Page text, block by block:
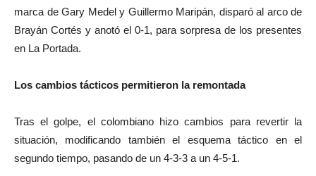
marca de Gary Medel y Guillermo Maripán, disparó al arco de
Brayán Cortés y anotó el 0-1, para sorpresa de los presentes
en La Portada.
Los cambios tácticos permitieron la remontada
Tras el golpe, el colombiano hizo cambios para revertir la
situación, modificando también el esquema táctico en el
segundo tiempo, pasando de un 4-3-3 a un 4-5-1.